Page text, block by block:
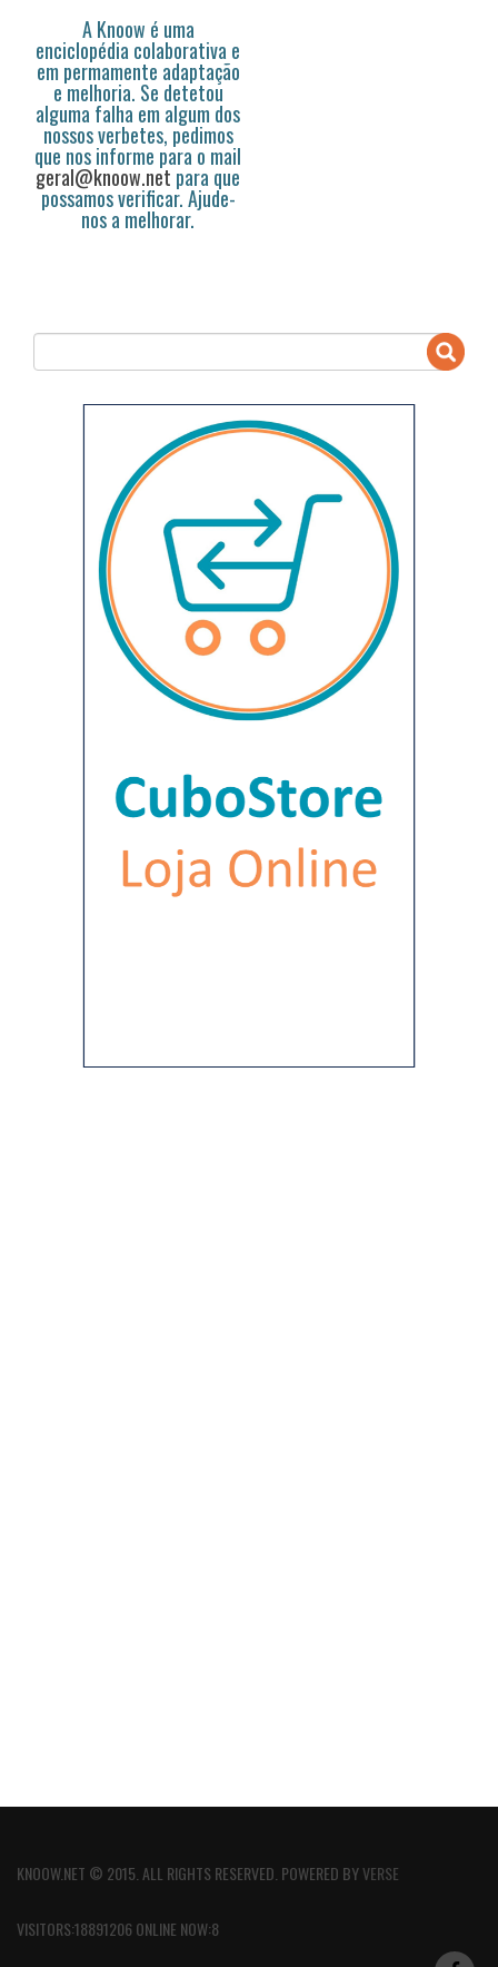
A Knoow é uma
enciclopédia colaborativa e
em permamente adaptação
e melhoria. Se detetou
alguma falha em algum dos
nossos verbetes, pedimos
que nos informe para o mail
geral@knoow.net para que
possamos verificar. Ajude-
nos a melhorar.
KNOOW.NET © 2015. ALL RIGHTS RESERVED. POWERED BYVERSE
VISITORS:18891206 ONLINE NOW:8